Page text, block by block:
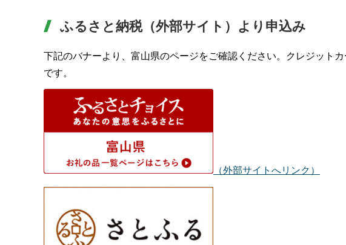
ふるさと納税（外部サイト）より申込み
下記のバナーより、富山県のページをご確認ください。クレジット
です。
（外部サイトへリンク）